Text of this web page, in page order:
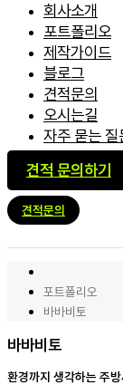
회사소개
포트폴리오
제작가이드
블로그
견적문의
오시는길
자주 묻는 질
견적 문의하기
견적문의
포트폴리오
바바비토
바바비토
환경까지 생각하는 주